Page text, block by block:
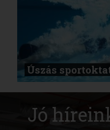
Úszás
Jó